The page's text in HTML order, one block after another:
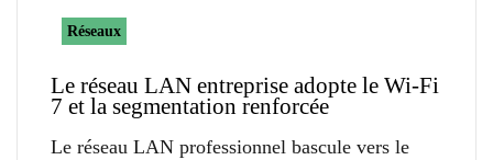
Réseaux
Le réseau LAN entreprise adopte le Wi-Fi
7 et la segmentation renforcée
Le réseau LAN professionnel bascule vers le